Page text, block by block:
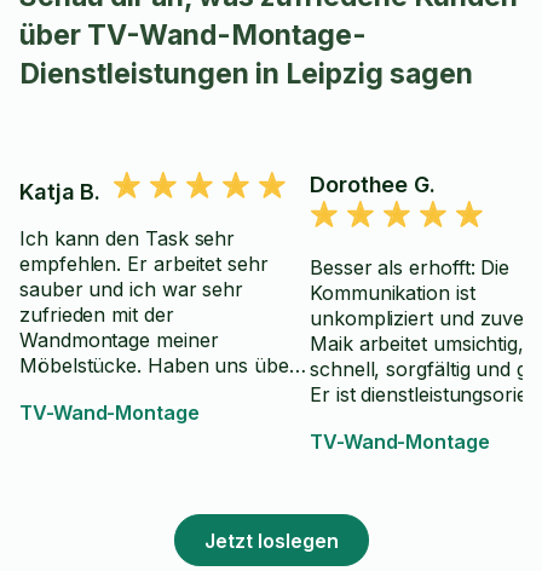
über TV-Wand-Montage-
Dienstleistungen in Leipzig sagen
Katja B.
Ich kann den Task sehr
empfehlen. Er arbeitet sehr
sauber und ich war sehr
zufrieden mit der
Wandmontage meiner
Möbelstücke. Haben uns über
unterhalten können. Er war
TV-Wand-Montage
Dorothee G.
Besser als erhofft: Die
Kommunikation ist
unkompliziert und
Maik arbeitet umsichtig,
schnell, sorgfältig und
Er ist
TV-Wand-Montage
Jetzt loslegen